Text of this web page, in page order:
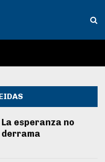
La esperanza no
derrama